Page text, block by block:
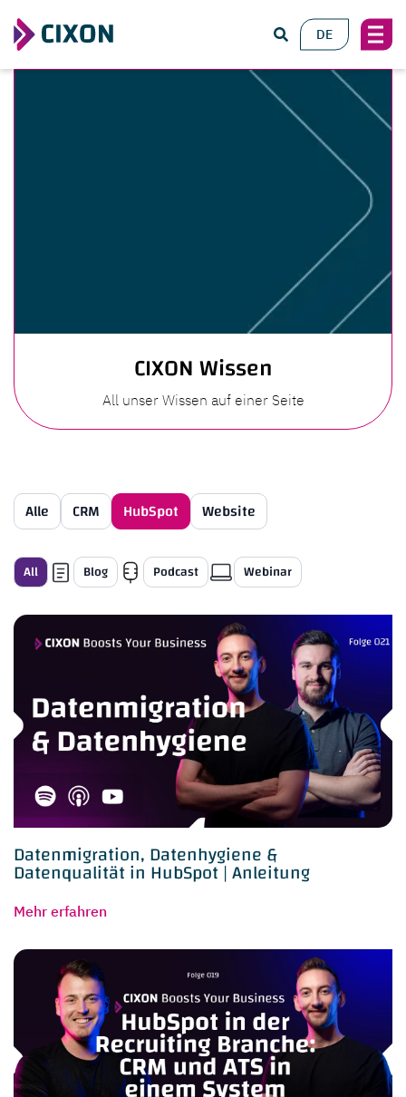
DE
CIXON Wissen
All unser Wissen auf einer Seite
Alle CRM HubSpot Website
All Blog Podcast Webinar
Datenmigration, Datenhygiene &
Datenqualität in HubSpot | Anleitung
Mehr erfahren